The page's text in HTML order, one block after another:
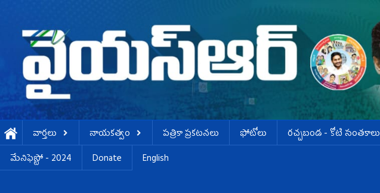
వార్తలు నాయకత్వం పత్రికా ప్రకటనలు ఫోటోలు ర‌చ్చ‌బండ‌ - కోటి సంత‌కాలు
మేనిఫెస్టో - 2024
Donate English